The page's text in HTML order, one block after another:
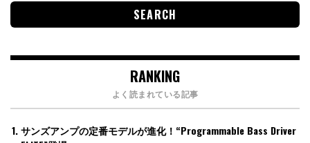
RANKING
よく読まれている記事
サンズアンプの定番モデルが進化！“Programmable Bass Driver